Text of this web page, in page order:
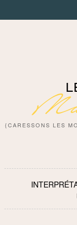
{CARESSONS LES